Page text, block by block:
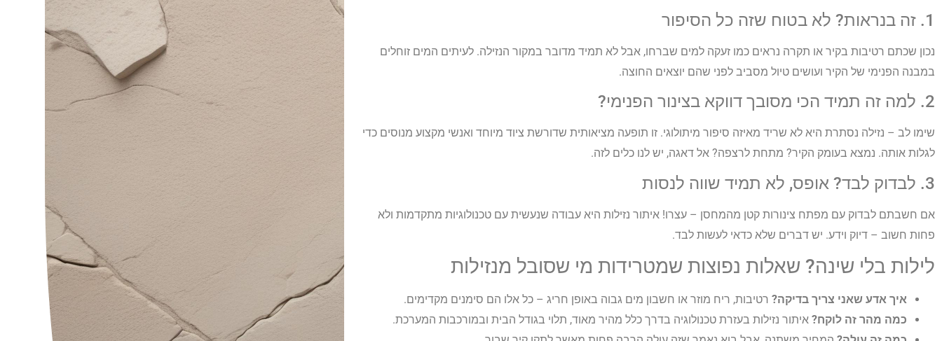
1. זה בנראות? לא בטוח שזה כל הסיפור
נכון שכתם רטיבות בקיר או תקרה נראים כמו זעקה למים שברחו, אבל לא תמיד מדובר במקור הנזילה. לעיתים המים זוחלים
במבנה הפנימי של הקיר ועושים טיול מסביב לפני שהם יוצאים החוצה.
2. למה זה תמיד הכי מסובך דווקא בצינור הפנימי?
שימו לב – נזילה נסתרת היא לא שריד מאיזה סיפור מיתולוגי. זו תופעה מציאותית שדורשת ציוד מיוחד ואנשי מקצוע מנוסים כדי
לגלות אותה. נמצא בעומק הקיר? מתחת לרצפה? אל דאגה, יש לנו כלים לזה.
3. לבדוק לבד? אופס, לא תמיד שווה לנסות
אם חשבתם לבדוק עם מפתח צינורות קטן מהמחסן – עצרו! איתור נזילות היא עבודה שנעשית עם טכנולוגיות מתקדמות ולא
פחות חשוב – דיוק וידע. יש דברים שלא כדאי לעשות לבד.
לילות בלי שינה? שאלות נפוצות שמטרידות מי שסובל מנזילות
איך אדע שאני צריך בדיקה? רטיבות, ריח מוזר או חשבון מים גבוה באופן חריג – כל אלו הם סימנים מקדימים.
כמה מהר זה לוקח? איתור נזילות בעזרת טכנולוגיה בדרך כלל מהיר מאוד, תלוי בגודל הבית ובמורכבות המערכת.